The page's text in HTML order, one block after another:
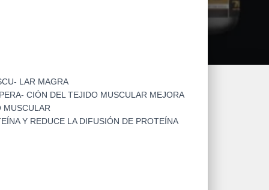
LAR MAGRA
CIÓN DEL TEJIDO MUSCULAR MEJORA
MUSCULAR
Y REDUCE LA DIFUSIÓN DE PROTEÍNA